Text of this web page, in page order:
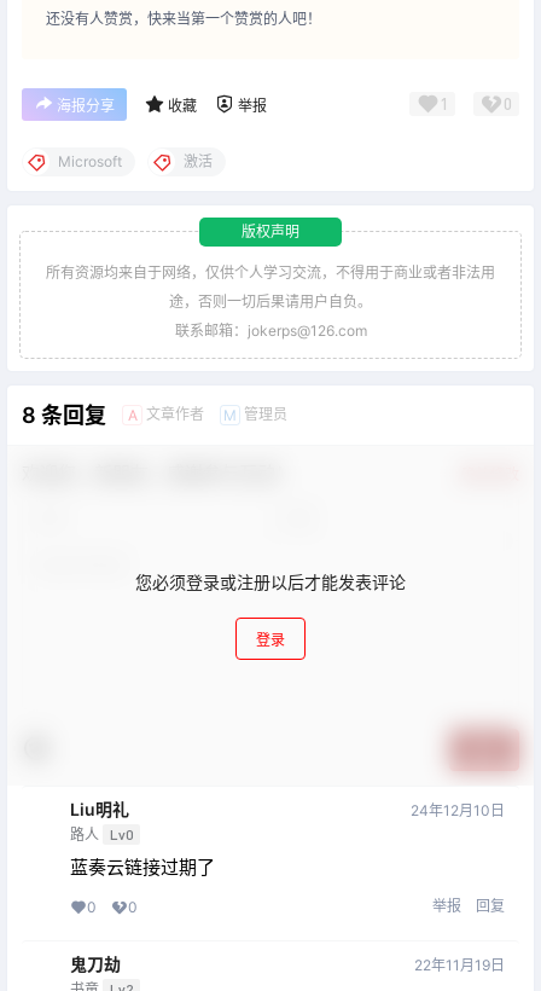
还没有人赞赏，快来当第一个赞赏的人吧！
海报分享 收藏 举报 1 0
Microsoft 激活
版权声明
所有资源均来自于网络，仅供个人学习交流，不得用于商业或者非法用
途，否则一切后果请用户自负。
联系邮箱：jokerps@126.com
8 条回复 A 文章作者 M 管理员
您必须登录或注册以后才能发表评论
登录
Liu明礼
路人 Lv0
24年12月10日
蓝奏云链接过期了
0 0 举报 回复
鬼刀劫 22年11月19日